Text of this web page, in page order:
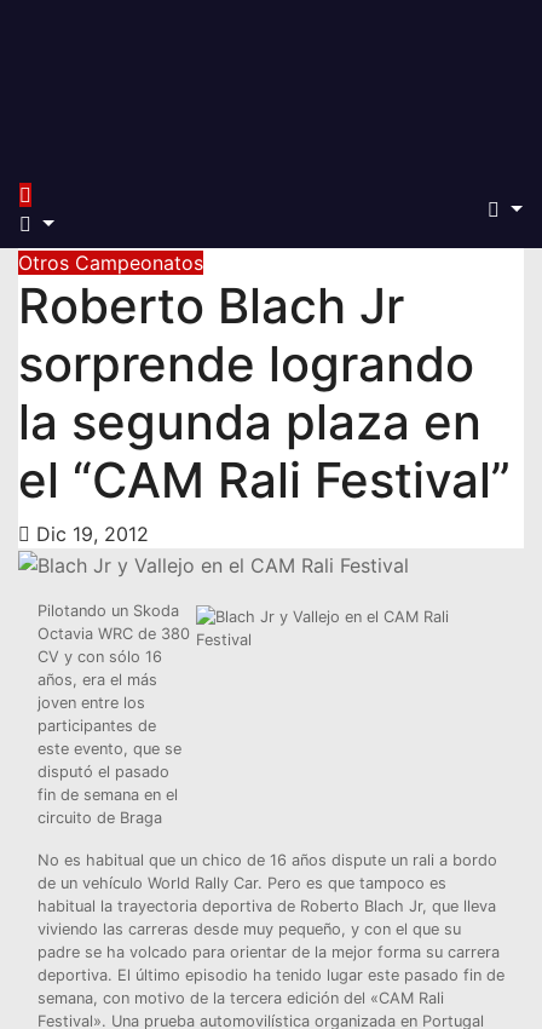
Otros Campeonatos
Roberto Blach Jr
sorprende logrando
la segunda plaza en
el “CAM Rali Festival”
Dic 19, 2012
Pilotando un Skoda
Octavia WRC de 380
CV y con sólo 16
años, era el más
joven entre los
participantes de
este evento, que se
disputó el pasado
fin de semana en el
circuito de Braga
No es habitual que un chico de 16 años dispute un rali a bordo
de un vehículo World Rally Car. Pero es que tampoco es
habitual la trayectoria deportiva de Roberto Blach Jr, que lleva
viviendo las carreras desde muy pequeño, y con el que su
padre se ha volcado para orientar de la mejor forma su carrera
deportiva. El último episodio ha tenido lugar este pasado fin de
semana, con motivo de la tercera edición del «CAM Rali
Festival». Una prueba automovilística organizada en Portugal